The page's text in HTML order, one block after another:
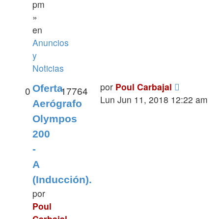
pm
»
en
Anuncios
y
Noticias
Oferta
Aerógrafo
Olympos
200
-
A
(Inducción).
por
Poul
0 17764 por Poul Carbajal
Lun Jun 11, 2018 12:22 am